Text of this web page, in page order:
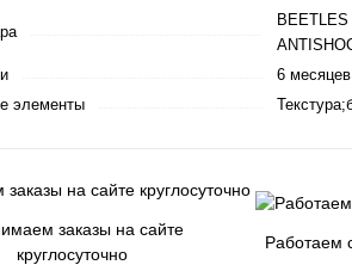
6 месяцев
элементы
заказы на сайте
круглосуточно
Работаем